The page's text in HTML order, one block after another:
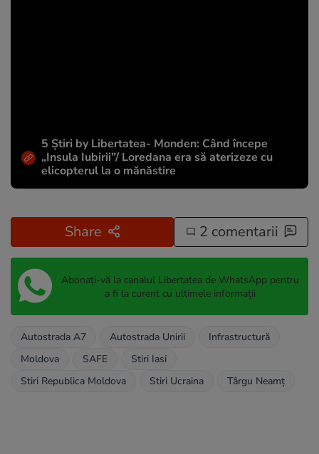
5 Știri by Libertatea- Monden: Când începe
„Insula Iubirii”/ Loredana era să aterizeze cu
elicopterul la o mănăstire
Share 2 comentarii
Abonați-vă la canalul Libertatea de WhatsApp pentru
a fi la curent cu ultimele informații
Autostrada A7 Autostrada Unirii
Infrastructură
Moldova
SAFE
Stiri Iasi
Stiri Republica Moldova
Stiri Ucraina Târgu Neamț